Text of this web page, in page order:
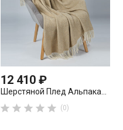
12 410 ₽
Шерстяной Плед Альпака...
     (0)